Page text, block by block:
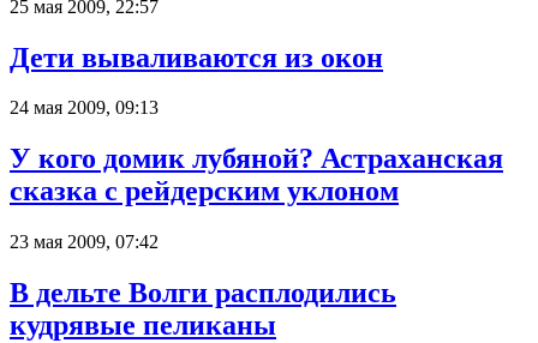
25 мая 2009, 22:57
Дети вываливаются из окон
24 мая 2009, 09:13
У кого домик лубяной? Астраханская
сказка с рейдерским уклоном
23 мая 2009, 07:42
В дельте Волги расплодились
кудрявые пеликаны